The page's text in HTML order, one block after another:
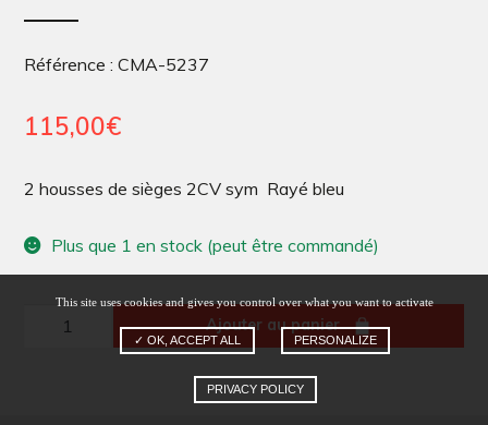
Référence : CMA-5237
115,00€
2 housses de sièges 2CV sym Rayé bleu
Plus que 1 en stock (peut être commandé)
quantité
Ajouter au panier
This site uses cookies and gives you control over what you want to activate
✓ OK, ACCEPT ALL PERSONALIZE
PRIVACY POLICY